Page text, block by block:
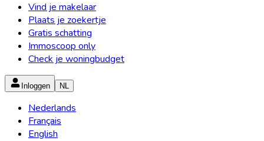
Vind je makelaar
Plaats je zoekertje
Gratis schatting
Immoscoop only
Check je woningbudget
Inloggen NL
Nederlands
Français
English